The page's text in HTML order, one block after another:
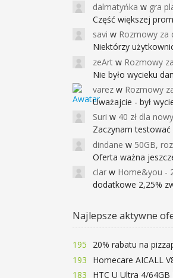
dalmatyńka w gra
Część większej
savi w Rozmowy za
Niektórzy
zeArt w Rozmowy za
Nie było wycieku
varez w Rozmowy za
Uważajcie - był
Suri w 40 zł dla nowych
Zaczynam testować
dindane w 50GB, rozmowy, SMS, MMS bez
Oferta ważna
clar w Home&you - 2
dodatkowe 2,25%
Najlepsze aktywne
195
20% rabatu na
193
183